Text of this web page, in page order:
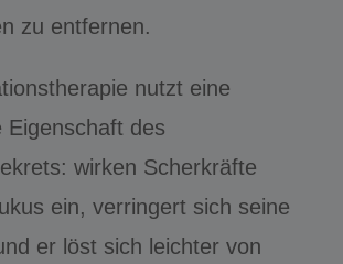
zu entfernen.
nutzt eine
Eigenschaft des
wirken Scherkräfte
ein, verringert sich seine
er löst sich leichter von